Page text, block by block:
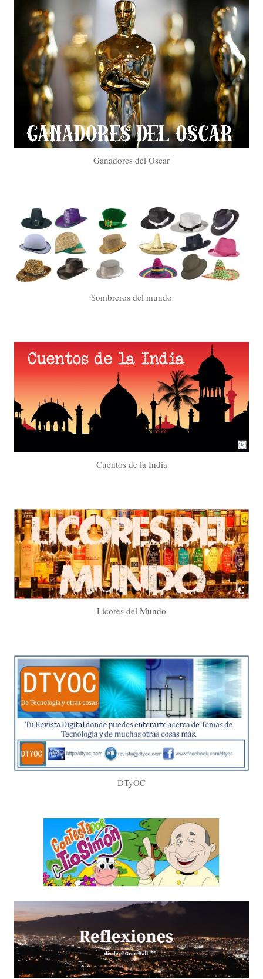
Ganadores del Oscar
Sombreros del mundo
Cuentos de la India
Licores del Mundo
DTyOC